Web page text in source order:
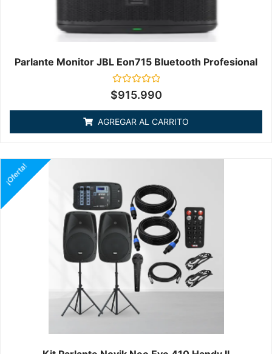
Parlante Monitor JBL Eon715 Bluetooth Profesional
Valorado
en
5
$915.990
AGREGAR AL CARRITO
¡Oferta!